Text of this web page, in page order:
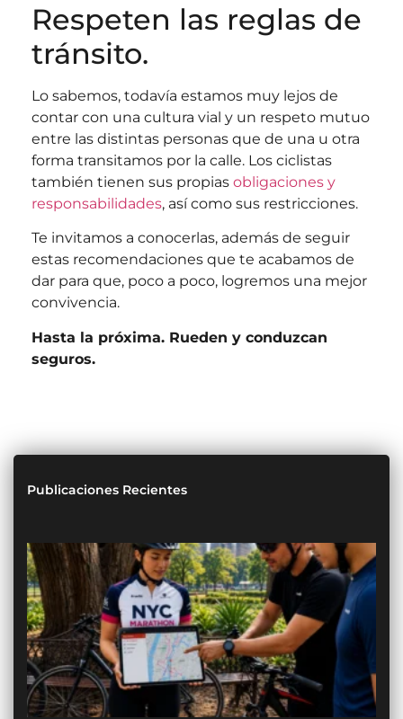
Respeten las reglas de
tránsito.
Lo sabemos, todavía estamos muy lejos de
contar con una cultura vial y un respeto mutuo
entre las distintas personas que de una u otra
forma transitamos por la calle. Los ciclistas
también tienen sus propias obligaciones y
responsabilidades, así como sus restricciones.
Te invitamos a conocerlas, además de seguir
estas recomendaciones que te acabamos de
dar para que, poco a poco, logremos una mejor
convivencia.
Hasta la próxima. Rueden y conduzcan
seguros.
Publicaciones Recientes